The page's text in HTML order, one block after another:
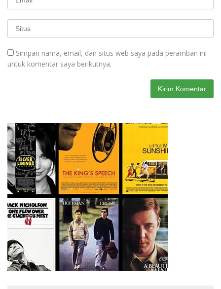
Simpan nama, email, dan situs web saya pada peramban ini
untuk komentar saya berikutnya.